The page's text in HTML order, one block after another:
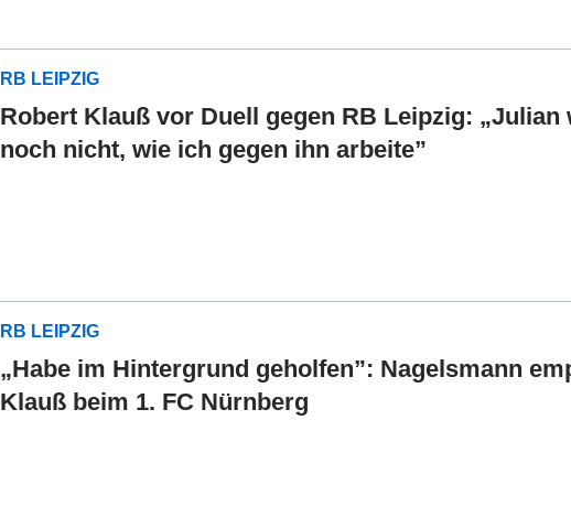
RB LEIPZIG
Robert Klauß vor Duell gegen RB Leipzig: „Julian
noch nicht, wie ich gegen ihn arbeite”
RB LEIPZIG
„Habe im Hintergrund geholfen”: Nagelsmann
Klauß beim 1. FC Nürnberg